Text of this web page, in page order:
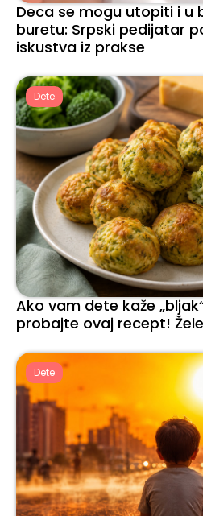
Deca se mogu utopiti i u
buretu: Srpski pedijatar
iskustva iz prakse
Dete
Ako vam dete kaže
probajte ovaj recept!
Dete